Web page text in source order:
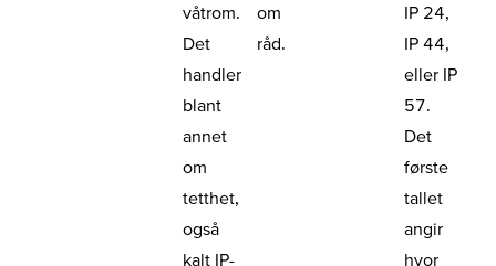
våtrom.
Det
handler
blant
annet
om
tetthet,
også
kalt IP-
om
råd.
IP 24,
IP 44,
eller IP
57.
Det
første
tallet
angir
hvor